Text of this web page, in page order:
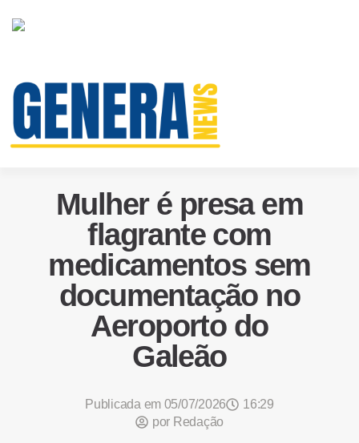
Mulher é presa em
flagrante com
medicamentos sem
documentação no
Aeroporto do
Galeão
Publicada em 05/07/2026
16:29
por Redação